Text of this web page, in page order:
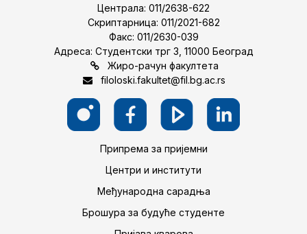
Централа: 011/2638-622
Скриптарница: 011/2021-682
Факс: 011/2630-039
Адреса: Студентски трг 3, 11000 Београд
Жиро-рачун факултета
filoloski.fakultet@fil.bg.ac.rs
Припрема за пријемни
Центри и институти
Међународна сарадња
Брошура за будуће студенте